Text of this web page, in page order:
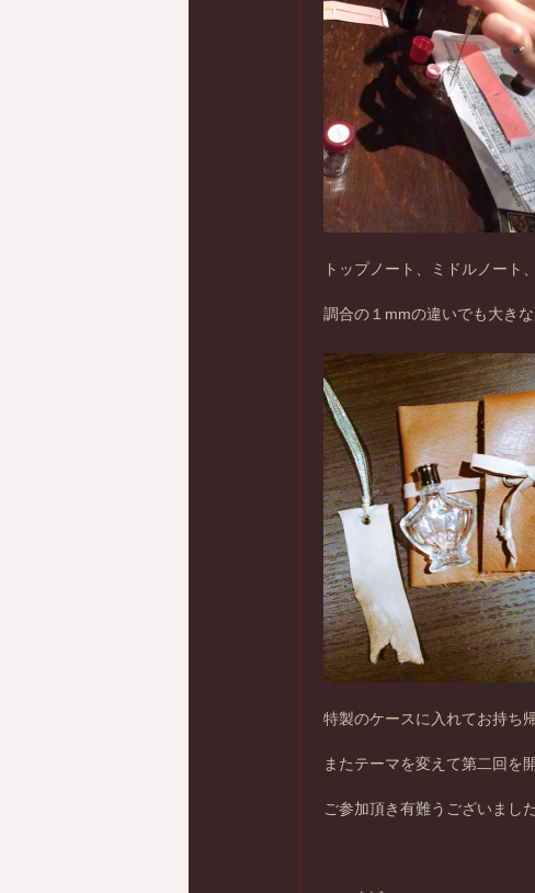
トップノート、ミドルノート
調合の１mmの違いでも大きな
特製のケースに入れてお持ち
またテーマを変えて第二回を
ご参加頂き有難うございまし